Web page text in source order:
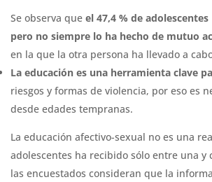
Se observa queel 47,4 % de
pero no siempre lo ha hecho de mutuo
en la que la otra persona ha llevado a
La educación es una herramienta clave
riesgos y formas de violencia, por eso es
desde edades tempranas.
La educación afectivo-sexual no es una
adolescentes ha recibido sólo entre una
las encuestados consideran que la